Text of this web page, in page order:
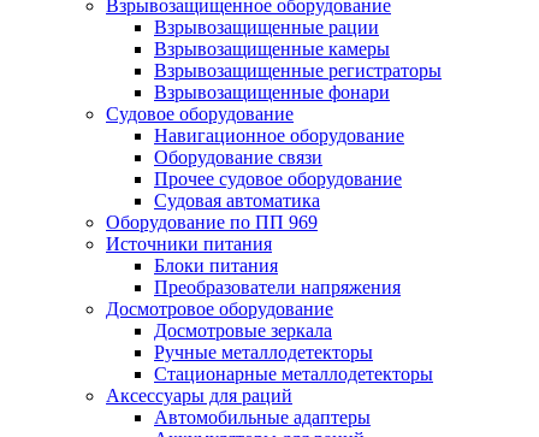
Взрывозащищенное оборудование
Взрывозащищенные рации
Взрывозащищенные камеры
Взрывозащищенные регистраторы
Взрывозащищенные фонари
Судовое оборудование
Навигационное оборудование
Оборудование связи
Прочее судовое оборудование
Судовая автоматика
Оборудование по ПП 969
Источники питания
Блоки питания
Преобразователи напряжения
Досмотровое оборудование
Досмотровые зеркала
Ручные металлодетекторы
Стационарные металлодетекторы
Аксессуары для раций
Автомобильные адаптеры